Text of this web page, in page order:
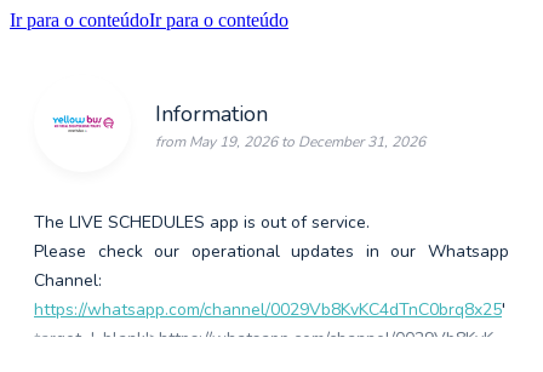
Ir para o conteúdoIr para o conteúdo